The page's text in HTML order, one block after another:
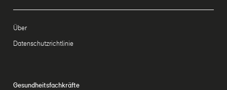
Über
Datenschutzrichtlinie
Gesundheitsfachkräfte